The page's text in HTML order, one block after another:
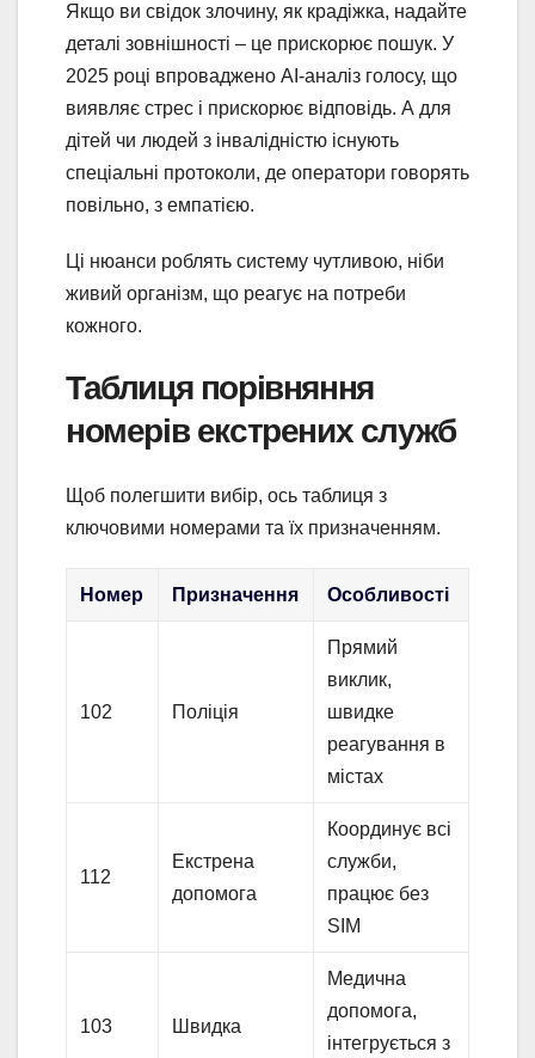
Якщо ви свідок злочину, як крадіжка, надайте
деталі зовнішності – це прискорює пошук. У
2025 році впроваджено AI-аналіз голосу, що
виявляє стрес і прискорює відповідь. А для
дітей чи людей з інвалідністю існують
спеціальні протоколи, де оператори говорять
повільно, з емпатією.
Ці нюанси роблять систему чутливою, ніби
живий організм, що реагує на потреби
кожного.
Таблиця порівняння
номерів екстрених служб
Щоб полегшити вибір, ось таблиця з
ключовими номерами та їх призначенням.
Номер Призначення Особливості
102 Поліція
Прямий
виклик,
швидке
реагування в
містах
112
Екстрена
допомога
Координує всі
служби,
працює без
SIM
103 Швидка
Медична
допомога,
інтегрується з